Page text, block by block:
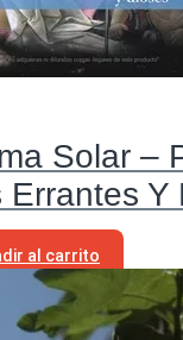
Solar –
Errantes Y
al carrito